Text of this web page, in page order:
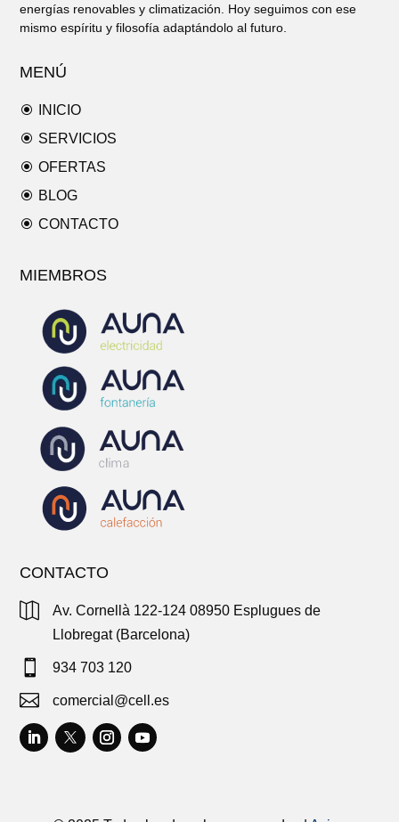
energías renovables y climatización. Hoy seguimos con ese
mismo espíritu y filosofía adaptándolo al futuro.
MENÚ
\ INICIO
\ SERVICIOS
\ OFERTAS
\ BLOG
\ CONTACTO
MIEMBROS
CONTACTO

Av. Cornellà 122-124 08950 Esplugues de
Llobregat (Barcelona)
 934 703 120
 comercial@cell.es